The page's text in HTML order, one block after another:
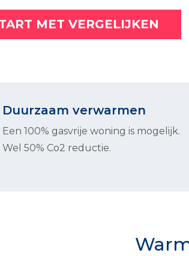
MET VERGELIJKEN
Duurzaam verwarmen
Een 100% gasvrije woning is mogelijk.
Wel 50% Co2 reductie.